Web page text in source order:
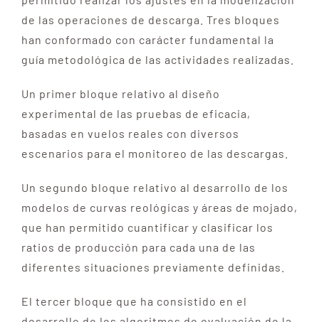
de las operaciones de descarga. Tres bloques
han conformado con carácter fundamental la
guía metodológica de las actividades realizadas.
Un primer bloque relativo al diseño
experimental de las pruebas de eficacia,
basadas en vuelos reales con diversos
escenarios para el monitoreo de las descargas.
Un segundo bloque relativo al desarrollo de los
modelos de curvas reológicas y áreas de mojado,
que han permitido cuantificar y clasificar los
ratios de producción para cada una de las
diferentes situaciones previamente definidas.
El tercer bloque que ha consistido en el